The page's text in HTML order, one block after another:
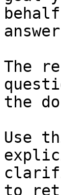
The
the
Use